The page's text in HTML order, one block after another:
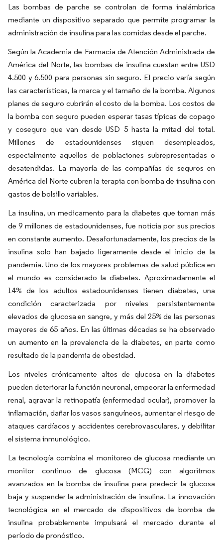
Las bombas de parche se controlan de forma inalámbrica
mediante un dispositivo separado que permite programar la
administración de insulina para las comidas desde el parche.
Según la Academia de Farmacia de Atención Administrada de
América del Norte, las bombas de insulina cuestan entre USD
4.500 y 6.500 para personas sin seguro. El precio varía según
las características, la marca y el tamaño de la bomba. Algunos
planes de seguro cubrirán el costo de la bomba. Los costos de
la bomba con seguro pueden esperar tasas típicas de copago
y coseguro que van desde USD 5 hasta la mitad del total.
Millones de estadounidenses siguen desempleados,
especialmente aquellos de poblaciones subrepresentadas o
desatendidas. La mayoría de las compañías de seguros en
América del Norte cubren la terapia con bomba de insulina con
gastos de bolsillo variables.
La insulina, un medicamento para la diabetes que toman más
de 9 millones de estadounidenses, fue noticia por sus precios
en constante aumento. Desafortunadamente, los precios de la
insulina solo han bajado ligeramente desde el inicio de la
pandemia. Uno de los mayores problemas de salud pública en
el mundo es considerado la diabetes. Aproximadamente el
14% de los adultos estadounidenses tienen diabetes, una
condición caracterizada por niveles persistentemente
elevados de glucosa en sangre, y más del 25% de las personas
mayores de 65 años. En las últimas décadas se ha observado
un aumento en la prevalencia de la diabetes, en parte como
resultado de la pandemia de obesidad.
Los niveles crónicamente altos de glucosa en la diabetes
pueden deteriorar la función neuronal, empeorar la enfermedad
renal, agravar la retinopatía (enfermedad ocular), promover la
inflamación, dañar los vasos sanguíneos, aumentar el riesgo de
ataques cardíacos y accidentes cerebrovasculares, y debilitar
el sistema inmunológico.
La tecnología combina el monitoreo de glucosa mediante un
monitor continuo de glucosa (MCG) con algoritmos
avanzados en la bomba de insulina para predecir la glucosa
baja y suspender la administración de insulina. La innovación
tecnológica en el mercado de dispositivos de bomba de
insulina probablemente impulsará el mercado durante el
período de pronóstico.